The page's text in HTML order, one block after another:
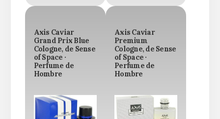
Axis Caviar
Grand Prix Blue
Cologne, de Sense
of Space ·
Perfume de
Hombre
Axis Caviar
Premium
Cologne, de Sense
of Space ·
Perfume de
Hombre